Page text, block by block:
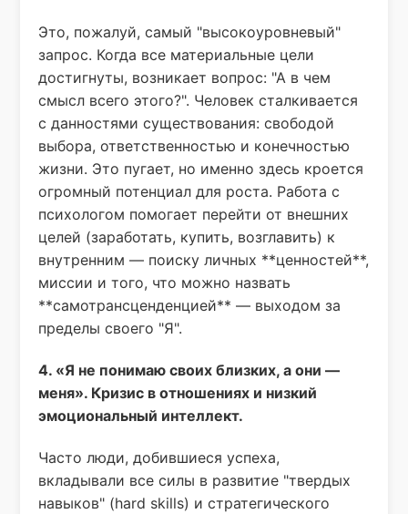
Это, пожалуй, самый "высокоуровневый"
запрос. Когда все материальные цели
достигнуты, возникает вопрос: "А в чем
смысл всего этого?". Человек сталкивается
с данностями существования: свободой
выбора, ответственностью и конечностью
жизни. Это пугает, но именно здесь кроется
огромный потенциал для роста. Работа с
психологом помогает перейти от внешних
целей (заработать, купить, возглавить) к
внутренним — поиску личных **ценностей**,
миссии и того, что можно назвать
**самотрансценденцией** — выходом за
пределы своего "Я".
4. «Я не понимаю своих близких, а они —
меня». Кризис в отношениях и низкий
эмоциональный интеллект.
Часто люди, добившиеся успеха,
вкладывали все силы в развитие "твердых
навыков" (hard skills) и стратегического